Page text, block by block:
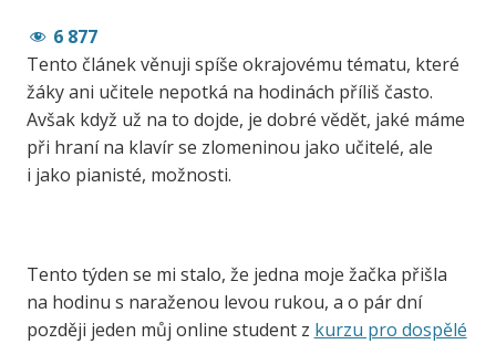
6 877
Tento článek věnuji spíše okrajovému tématu, které
žáky ani učitele nepotká na hodinách příliš často.
Avšak když už na to dojde, je dobré vědět, jaké máme
při hraní na klavír se zlomeninou jako učitelé, ale
i jako pianisté, možnosti.
Tento týden se mi stalo, že jedna moje žačka přišla
na hodinu s naraženou levou rukou, a o pár dní
později jeden můj online student z kurzu pro dospělé